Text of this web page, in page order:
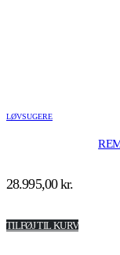
LØVSUGERE
28.995,00kr.
TILFØJ TIL KURV